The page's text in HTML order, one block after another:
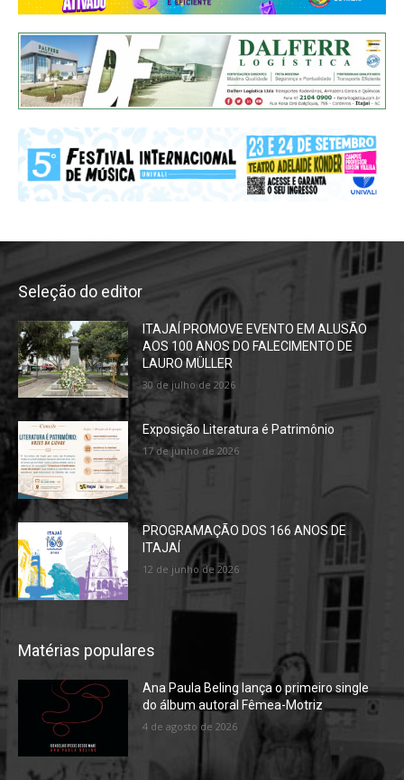
Seleção do editor
ITAJAÍ PROMOVE EVENTO EM ALUSÃO
AOS 100 ANOS DO FALECIMENTO DE
LAURO MÜLLER
30 de julho de 2026
Exposição Literatura é Patrimônio
17 de junho de 2026
PROGRAMAÇÃO DOS 166 ANOS DE
ITAJAÍ
12 de junho de 2026
Matérias populares
Ana Paula Beling lança o primeiro single
do álbum autoral Fêmea-Motriz
4 de agosto de 2026